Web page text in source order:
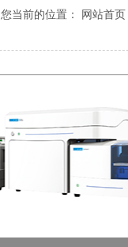
您当前的位置： 网站首页